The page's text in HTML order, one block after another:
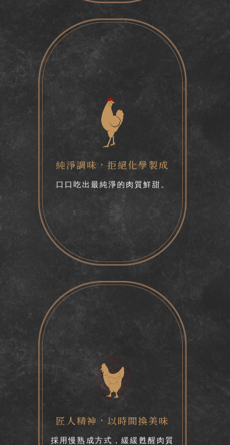
純淨調味 ， 拒絕化學製成
口口吃出最純淨的肉質鮮甜。
匠人精神 ， 以時間換美味
採用慢熟成方式，緩緩甦醒肉質